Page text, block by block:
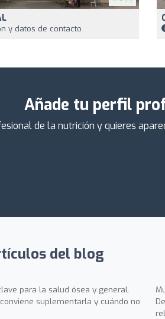
y datos de contacto
Añade tu perfil
de la nutrición y quieres
del blog
para la salud ósea y general.
suplementarla y cuándo no